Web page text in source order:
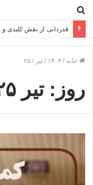
قدردانی از نقش کلیدی
خانه / ۱۴۰۴ / تیر / ۲۵
روز:تیر ۲۵, ۱۴۰۴